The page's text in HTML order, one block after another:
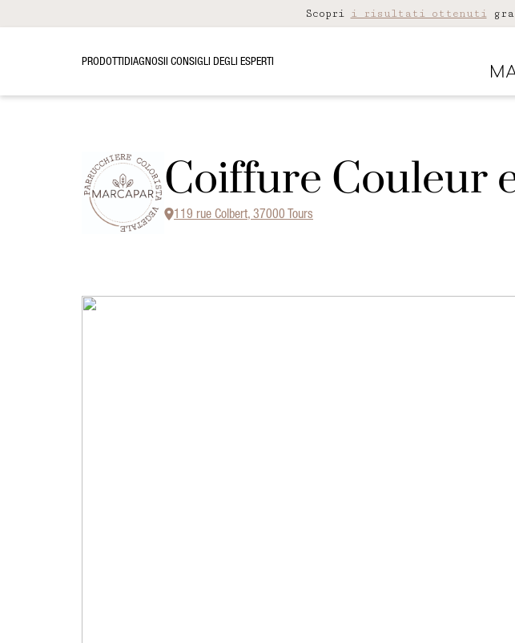
Scopri i risultati ottenuti
PRODOTTI DIAGNOSI I CONSIGLI DEGLI ESPERTI
Coiffure Couleur
119 rue Colbert, 37000 Tours